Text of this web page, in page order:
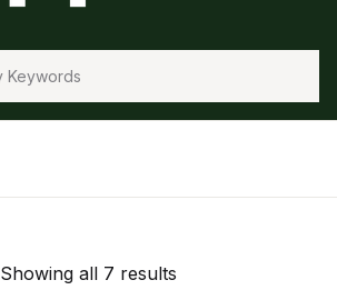
Showing all 7 results